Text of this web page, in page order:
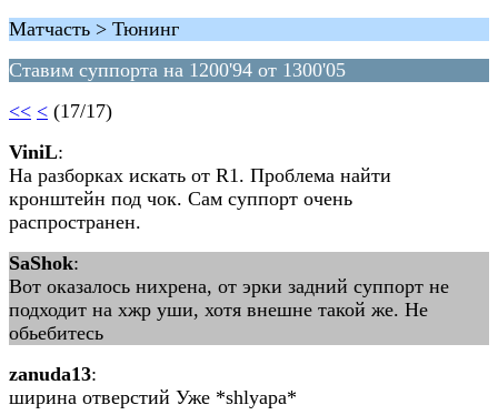
Матчасть > Тюнинг
Ставим суппорта на 1200'94 от 1300'05
<< < (17/17)
ViniL:
На разборках искать от R1. Проблема найти
кронштейн под чок. Сам суппорт очень
распространен.
SaShok:
Вот оказалось нихрена, от эрки задний суппорт не
подходит на хжр уши, хотя внешне такой же. Не
обьебитесь
zanuda13:
ширина отверстий Уже *shlyapa*